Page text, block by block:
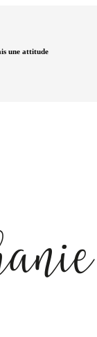
une attitude